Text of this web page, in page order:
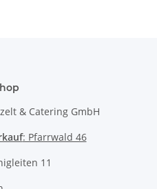
& Catering GmbH
: Pfarrwald 46
11